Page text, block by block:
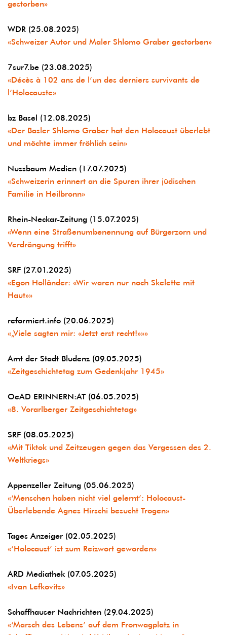
gestorben»
WDR (25.08.2025)
«Schweizer Autor und Maler Shlomo Graber gestorben»
7sur7.be (23.08.2025)
«Décès à 102 ans de l’un des derniers survivants de
l’Holocauste»
bz Basel (12.08.2025)
«Der Basler Shlomo Graber hat den Holocaust überlebt
und möchte immer fröhlich sein»
Nussbaum Medien (17.07.2025)
«Schweizerin erinnert an die Spuren ihrer jüdischen
Familie in Heilbronn»
Rhein-Neckar-Zeitung (15.07.2025)
«Wenn eine Straßenumbenennung auf Bürgerzorn und
Verdrängung trifft»
SRF (27.01.2025)
«Egon Holländer: «Wir waren nur noch Skelette mit
Haut»»
reformiert.info (20.06.2025)
«„Viele sagten mir: «Jetzt erst recht!»»»
Amt der Stadt Bludenz (09.05.2025)
«Zeitgeschichtetag zum Gedenkjahr 1945»
OeAD ERINNERN:AT (06.05.2025)
«8. Vorarlberger Zeitgeschichtetag»
SRF (08.05.2025)
«Mit Tiktok und Zeitzeugen gegen das Vergessen des 2.
Weltkriegs»
Appenzeller Zeitung (05.06.2025)
«‘Menschen haben nicht viel gelernt’: Holocaust-
Überlebende Agnes Hirschi besucht Trogen»
Tages Anzeiger (02.05.2025)
«‘Holocaust’ ist zum Reizwort geworden»
ARD Mediathek (07.05.2025)
«Ivan Lefkovits»
Schaffhauser Nachrichten (29.04.2025)
«‘Marsch des Lebens’ auf dem Fronwagplatz in